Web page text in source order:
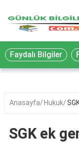
Eğitim
Ekonomi
Seyahat
Oyun
Faydalı Bilgiler
Anasayfa Hukuk
SGK ek